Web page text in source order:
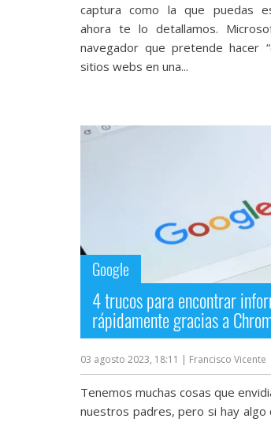
captura como la que puedas
ahora te lo detallamos.
navegador que pretende hacer
sitios webs en una...
Google
4 trucos para encontrar
rápidamente gracias a
03 agosto 2023, 18:11 | Francisco Vicente
Tenemos muchas cosas que
nuestros padres, pero si hay algo